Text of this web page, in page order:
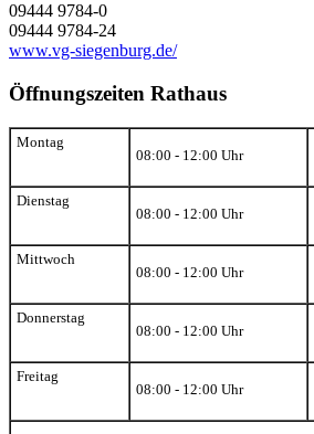
09444 9784-0
09444 9784-24
www.vg-siegenburg.de/
Öffnungszeiten Rathaus
Montag
08:00 - 12:00 Uhr
Dienstag
08:00 - 12:00 Uhr
Mittwoch
08:00 - 12:00 Uhr
Donnerstag
08:00 - 12:00 Uhr
Freitag
08:00 - 12:00 Uhr